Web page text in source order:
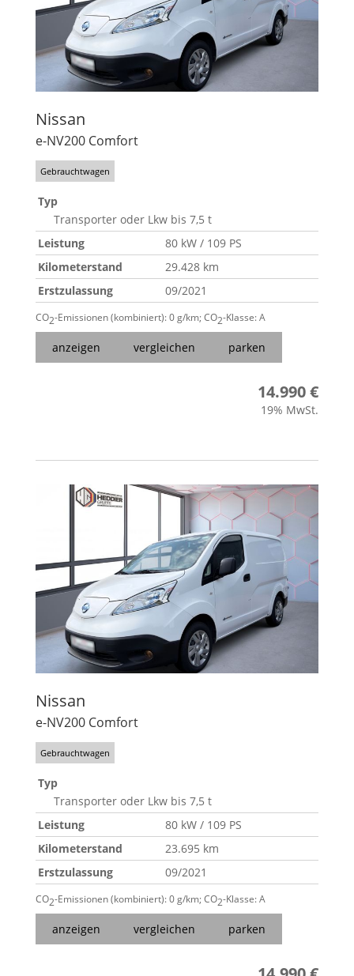
Nissan
e-NV200 Comfort
Gebrauchtwagen
Typ
Transporter oder Lkw bis 7,5 t
Leistung
80 kW / 109 PS
Kilometerstand
29.428 km
Erstzulassung
09/2021
CO2-Emissionen (kombiniert):0 g/km;CO2-Klasse:A
anzeigen vergleichen parken
14.990 €
19% MwSt.
Nissan
e-NV200 Comfort
Gebrauchtwagen
Typ
Transporter oder Lkw bis 7,5 t
Leistung
80 kW / 109 PS
Kilometerstand
23.695 km
Erstzulassung
09/2021
CO2-Emissionen (kombiniert):0 g/km;CO2-Klasse:A
anzeigen vergleichen parken